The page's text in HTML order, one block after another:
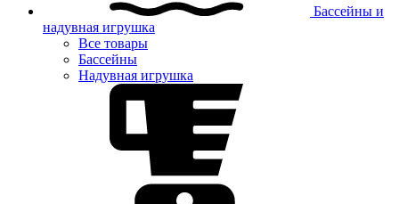
Бассейны и
надувная игрушка
Все товары
Бассейны
Надувная игрушка